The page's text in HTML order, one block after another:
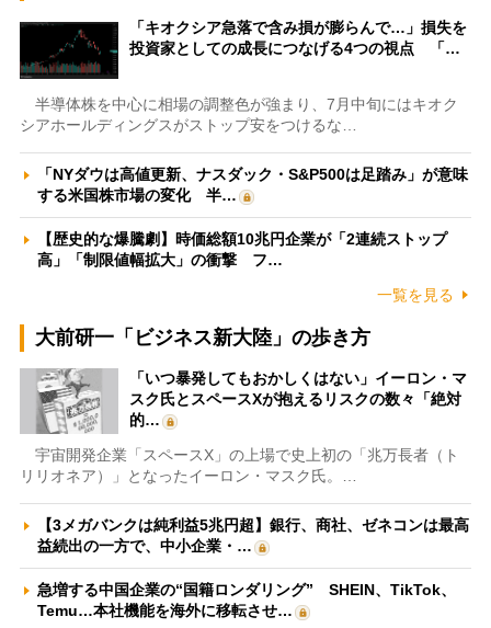
「キオクシア急落で含み損が膨らんで…」損失を
投資家としての成長につなげる4つの視点 「…
半導体株を中心に相場の調整色が強まり、7月中旬にはキオク
シアホールディングスがストップ安をつけるな…
「NYダウは高値更新、ナスダック・S&P500は足踏み」が意味
する米国株市場の変化 半…
【歴史的な爆騰劇】時価総額10兆円企業が「2連続ストップ
高」「制限値幅拡大」の衝撃 フ…
一覧を見る
大前研一「ビジネス新大陸」の歩き方
「いつ暴発してもおかしくはない」イーロン・マ
スク氏とスペースXが抱えるリスクの数々「絶対
的…
宇宙開発企業「スペースX」の上場で史上初の「兆万長者（ト
リリオネア）」となったイーロン・マスク氏。…
【3メガバンクは純利益5兆円超】銀行、商社、ゼネコンは最高
益続出の一方で、中小企業・…
急増する中国企業の“国籍ロンダリング” SHEIN、TikTok、
Temu…本社機能を海外に移転させ…